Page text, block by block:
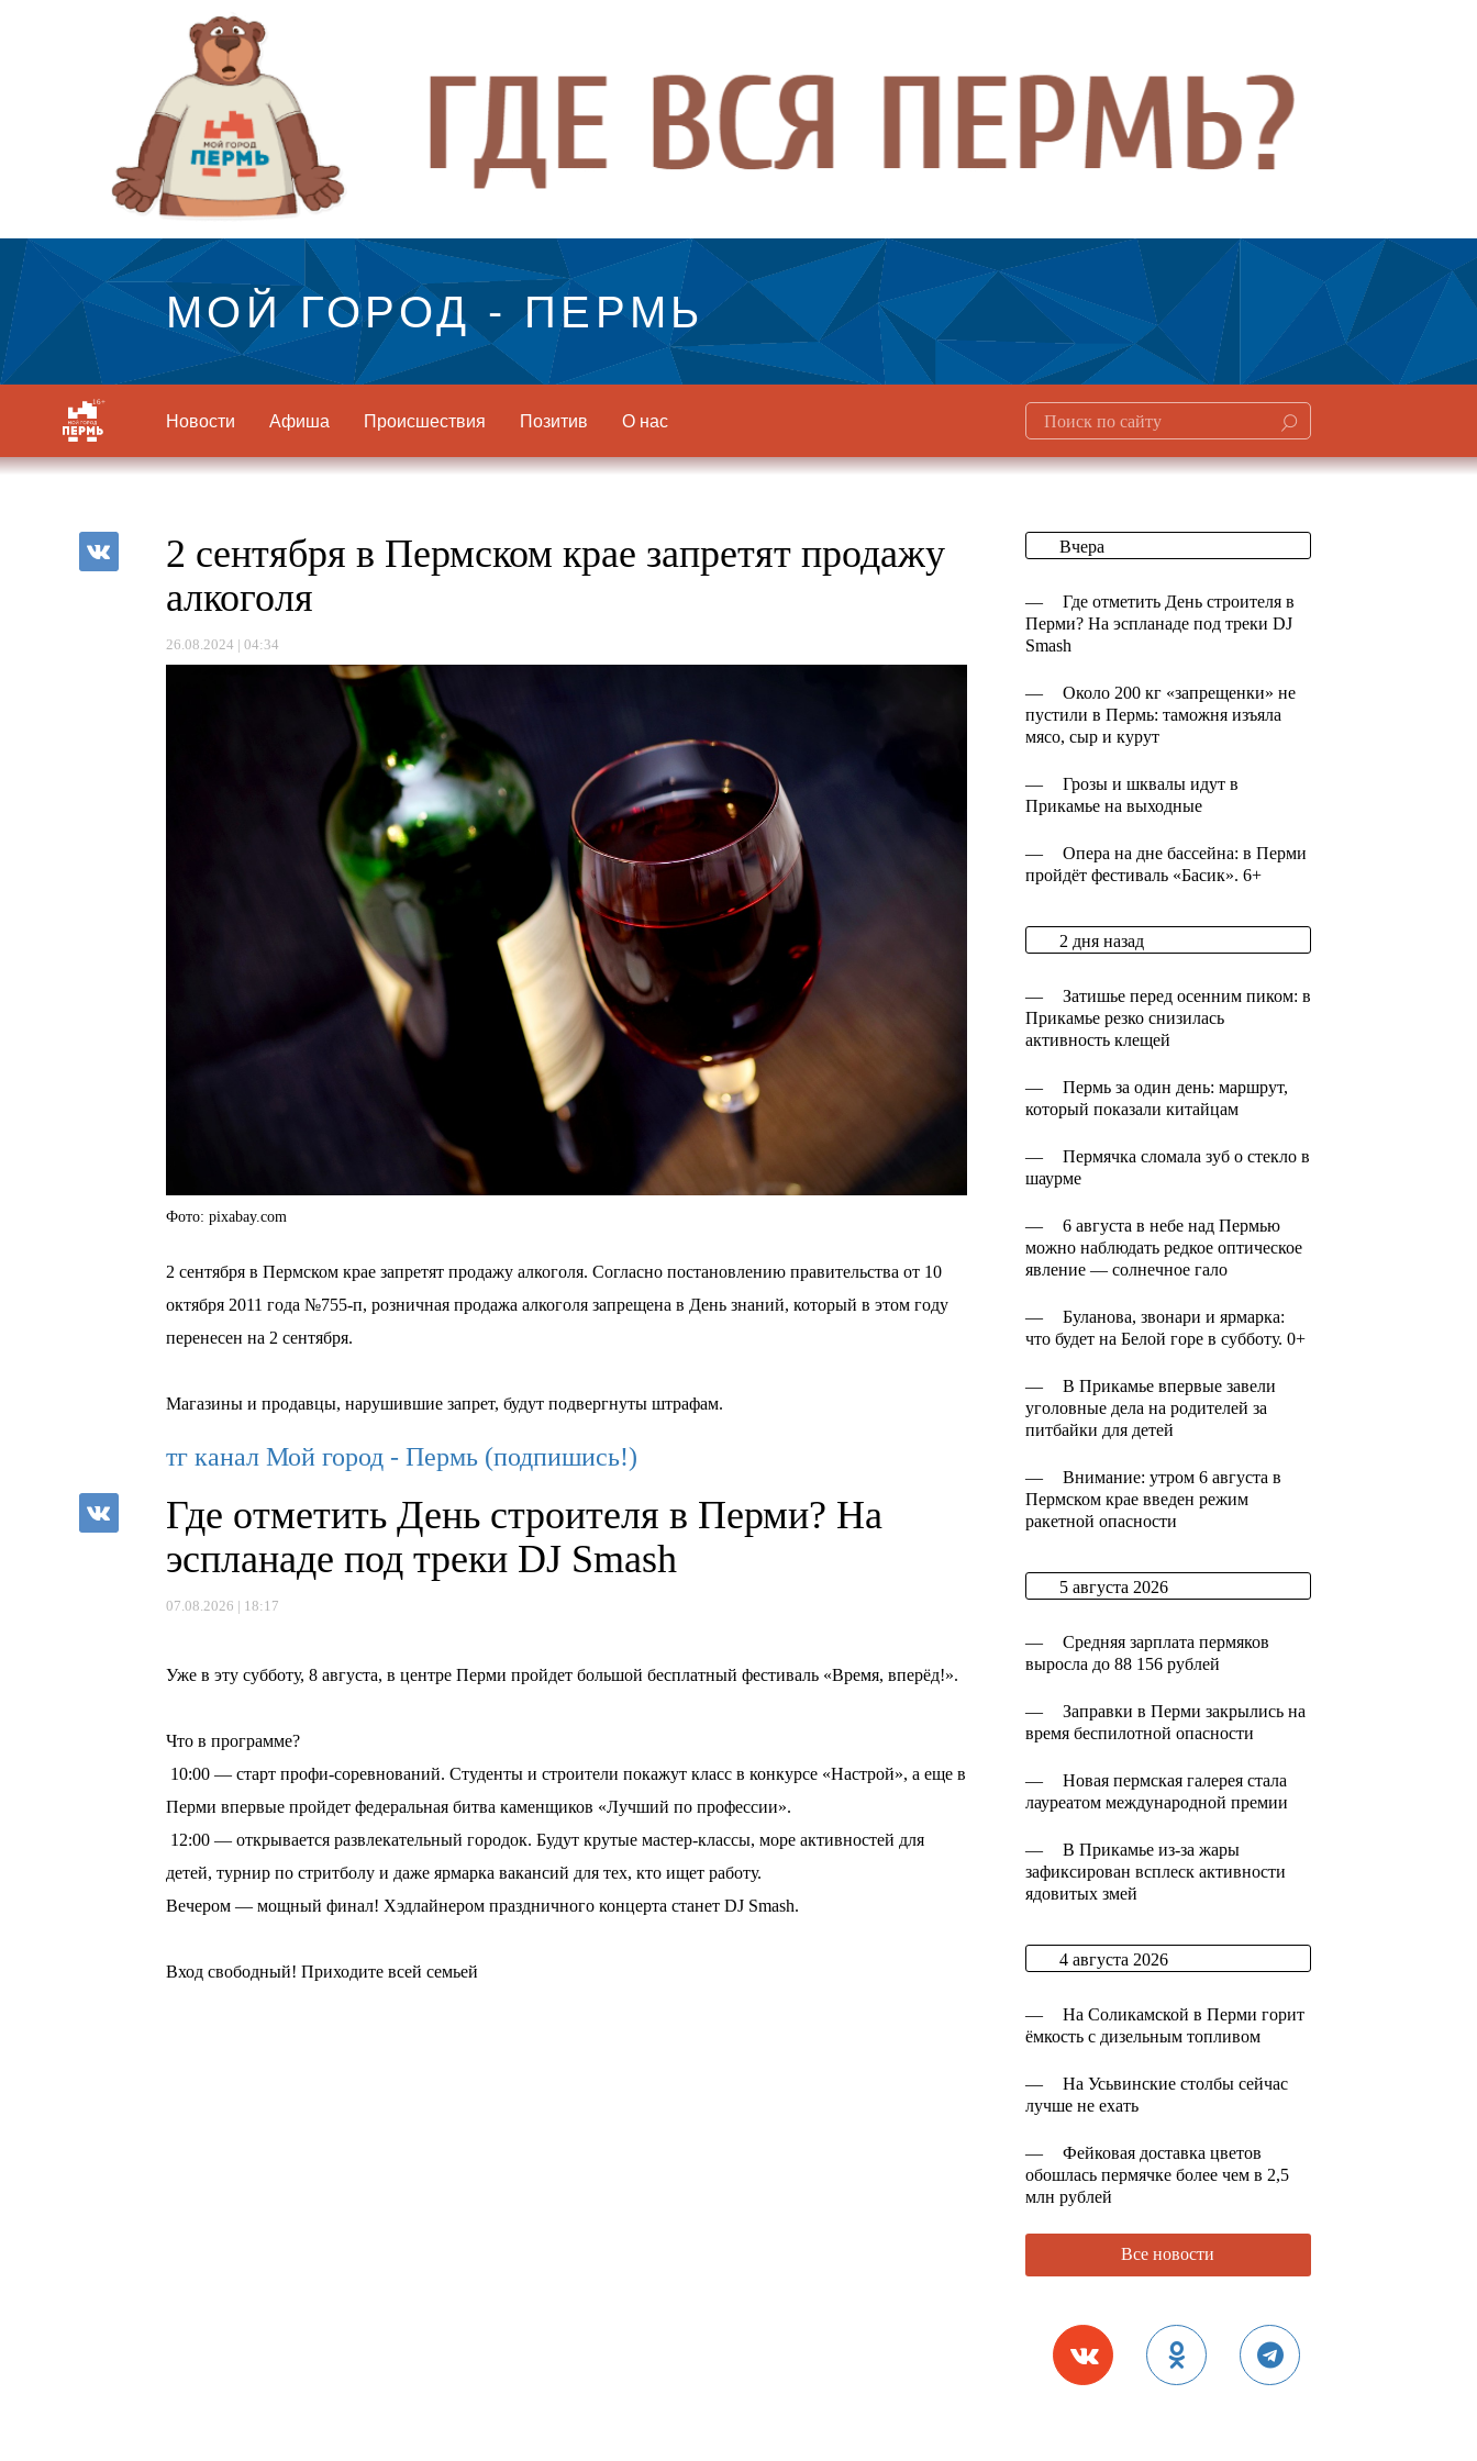
МОЙ ГОРОД - ПЕРМЬ
Новости Афиша Происшествия Позитив О нас
2 сентября в Пермском крае запретят продажу
алкоголя
26.08.2024 | 04:34
Фото: pixabay.com
2 сентября в Пермском крае запретят продажу алкоголя. Согласно постановлению правительства от 10
октября 2011 года №755-п, розничная продажа алкоголя запрещена в День знаний, который в этом году
перенесен на 2 сентября.
Магазины и продавцы, нарушившие запрет, будут подвергнуты штрафам.
тг канал Мой город - Пермь (подпишись!)
Где отметить День строителя в Перми? На
эспланаде под треки DJ Smash
07.08.2026 | 18:17
Уже в эту субботу, 8 августа, в центре Перми пройдет большой бесплатный фестиваль «Время, вперёд!».
Что в программе?
10:00 — старт профи-соревнований. Студенты и строители покажут класс в конкурсе «Настрой», а еще в
Перми впервые пройдет федеральная битва каменщиков «Лучший по профессии».
12:00 — открывается развлекательный городок. Будут крутые мастер-классы, море активностей для
детей, турнир по стритболу и даже ярмарка вакансий для тех, кто ищет работу.
Вечером — мощный финал! Хэдлайнером праздничного концерта станет DJ Smash.
Вход свободный! Приходите всей семьей
Вчера
—
Где отметить День строителя в
Перми? На эспланаде под треки DJ
Smash
—
Около 200 кг «запрещенки» не
пустили в Пермь: таможня изъяла
мясо, сыр и курут
—
Грозы и шквалы идут в
Прикамье на выходные
—
Опера на дне бассейна: в Перми
пройдёт фестиваль «Басик». 6+
2 дня назад
—
Затишье перед осенним пиком: в
Прикамье резко снизилась
активность клещей
—
Пермь за один день: маршрут,
который показали китайцам
—
Пермячка сломала зуб о стекло в
шаурме
—
6 августа в небе над Пермью
можно наблюдать редкое оптическое
явление — солнечное гало
—
Буланова, звонари и ярмарка:
что будет на Белой горе в субботу. 0+
—
В Прикамье впервые завели
уголовные дела на родителей за
питбайки для детей
—
Внимание: утром 6 августа в
Пермском крае введен режим
ракетной опасности
5 августа 2026
—
Средняя зарплата пермяков
выросла до 88 156 рублей
—
Заправки в Перми закрылись на
время беспилотной опасности
—
Новая пермская галерея стала
лауреатом международной премии
—
В Прикамье из-за жары
зафиксирован всплеск активности
ядовитых змей
4 августа 2026
—
На Соликамской в Перми горит
ёмкость с дизельным топливом
—
На Усьвинские столбы сейчас
лучше не ехать
—
Фейковая доставка цветов
обошлась пермячке более чем в 2,5
млн рублей
Все новости